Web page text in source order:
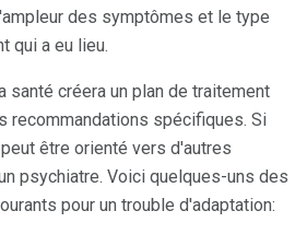
des symptômes et le type
qui a eu lieu.
santé créera un plan de traitement
recommandations spécifiques. Si
être orienté vers d'autres
psychiatre. Voici quelques-uns des
pour un trouble d'adaptation: